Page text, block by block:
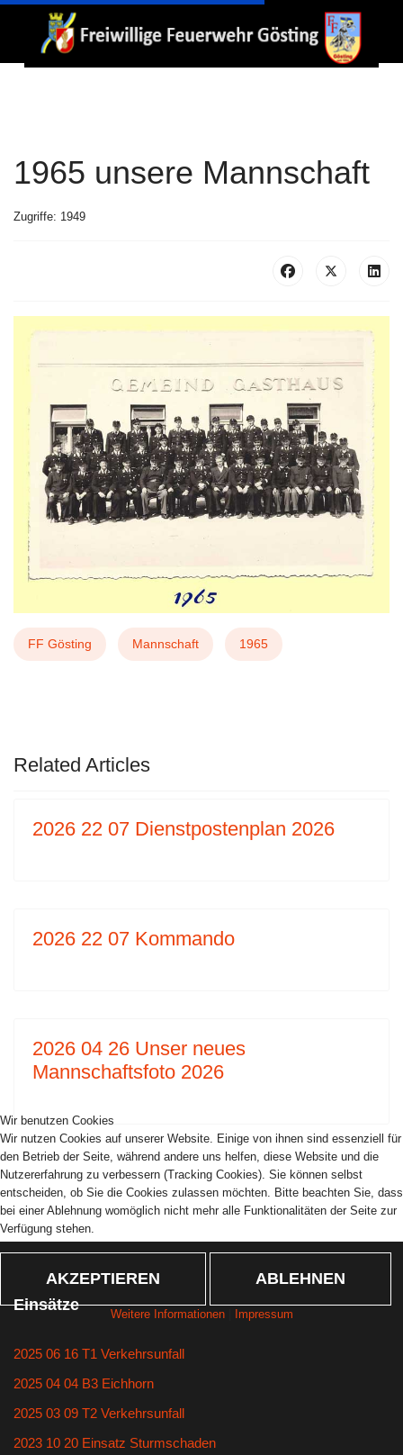
1965 unsere Mannschaft
Zugriffe: 1949
FF Gösting Mannschaft 1965
Related Articles
2026 22 07 Dienstpostenplan 2026
2026 22 07 Kommando
2026 04 26 Unser neues
Mannschaftsfoto 2026
Einsätze
2025 06 16 T1 Verkehrsunfall
2025 04 04 B3 Eichhorn
2025 03 09 T2 Verkehrsunfall
2023 10 20 Einsatz Sturmschaden
Wir benutzen Cookies
Wir nutzen Cookies auf unserer Website. Einige von ihnen sind essenziell für
den Betrieb der Seite, während andere uns helfen, diese Website und die
Nutzererfahrung zu verbessern (Tracking Cookies). Sie können selbst
entscheiden, ob Sie die Cookies zulassen möchten. Bitte beachten Sie, dass
bei einer Ablehnung womöglich nicht mehr alle Funktionalitäten der Seite zur
Verfügung stehen.
AKZEPTIEREN ABLEHNEN
Weitere Informationen| Impressum